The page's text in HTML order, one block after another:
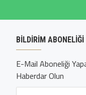
BILDIRIM ABONELIĞI
E-Mail Aboneliği
Haberdar Olun